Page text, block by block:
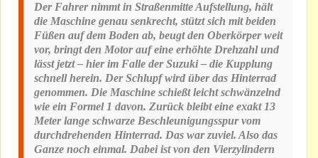
Der Fahrer nimmt in Straßenmitte Aufstellung, hält
die Maschine genau senkrecht, stützt sich mit beiden
Füßen auf dem Boden ab, beugt den Oberkörper weit
vor, bringt den Motor auf eine erhöhte Drehzahl und
lässt jetzt – hier im Falle der Suzuki – die Kupplung
schnell herein. Der Schlupf wird über das Hinterrad
genommen. Die Maschine schießt leicht schwänzelnd
wie ein Formel 1 davon. Zurück bleibt eine exakt 13
Meter lange schwarze Beschleunigungsspur vom
durchdrehenden Hinterrad. Das war zuviel. Also das
Ganze noch einmal. Dabei ist von den Vierzylindern